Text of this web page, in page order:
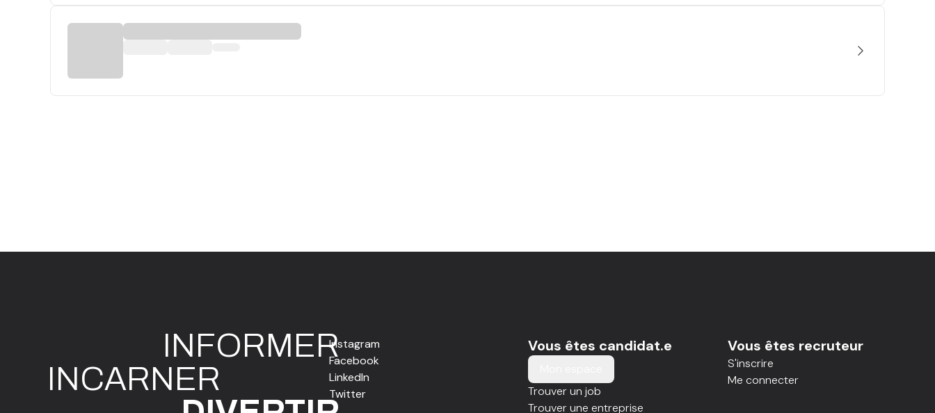
INFORMER
INCARNER
Instagram
Facebook
LinkedIn
Twitter
Vous êtes candidat.e
Trouver un job
Trouver une entreprise
Vous êtes recruteur
S'inscrire
Me connecter